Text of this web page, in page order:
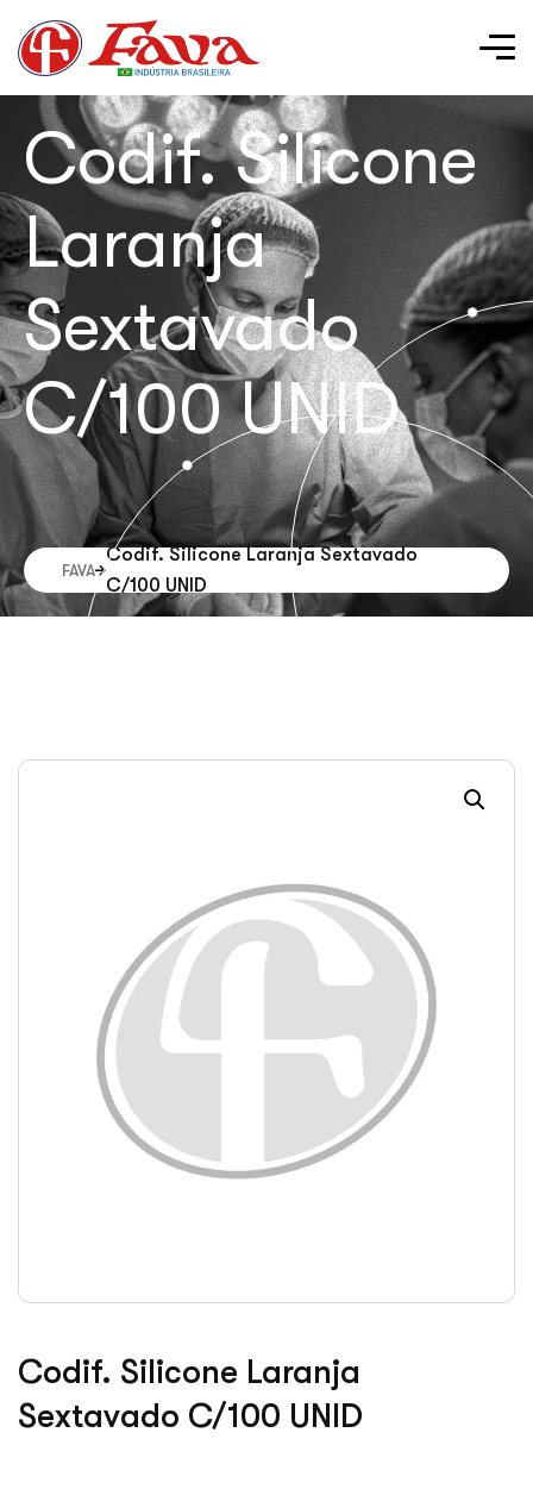
Codif. Silicone
Laranja
Sextavado
C/100 UNID
FAVA
Codif. Silicone Laranja Sextavado
C/100 UNID
Codif. Silicone Laranja
Sextavado C/100 UNID